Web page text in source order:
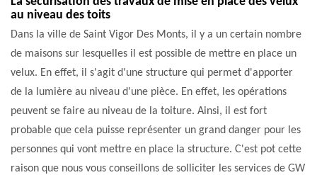
au niveau des toits
Dans la ville de Saint Vigor Des Monts, il y a un certain nombre
de maisons sur lesquelles il est possible de mettre en place un
velux. En effet, il s'agit d'une structure qui permet d'apporter
de la lumière au niveau d'une pièce. En effet, les opérations
peuvent se faire au niveau de la toiture. Ainsi, il est fort
probable que cela puisse représenter un grand danger pour les
personnes qui vont mettre en place la structure. C'est pot cette
raison que nous vous conseillons de solliciter les services de GW